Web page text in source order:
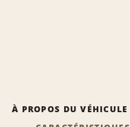
À PROPOS DU VÉHICULE